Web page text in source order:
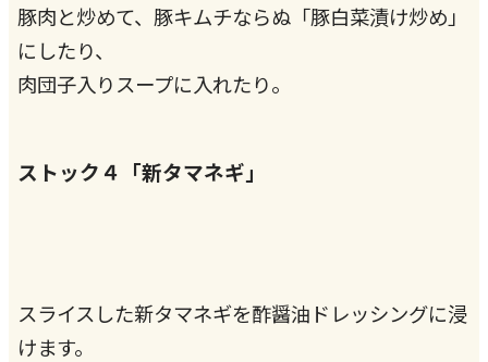
豚肉と炒めて、豚キムチならぬ「豚白菜漬け炒め」
にしたり、
肉団子入りスープに入れたり。
ストック４「新タマネギ」
スライスした新タマネギを酢醤油ドレッシングに浸
けます。